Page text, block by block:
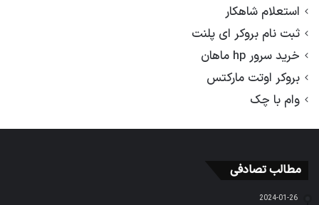
استعلام شاهکار
ثبت نام بروکر ای پلنت
خرید سرور hp ماهان
بروکر اوتت مارکتس
وام با چک
مطالب تصادفی
2024-01-26